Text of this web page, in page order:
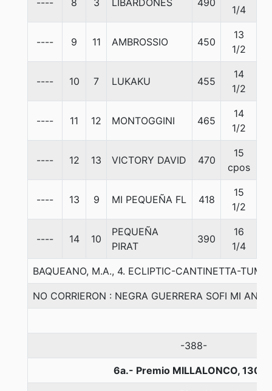
---- 8 3 LIBARDONES 490
1/4
---- 9 11 AMBROSSIO 450
13
1/2
---- 10 7 LUKAKU 455
14
1/2
---- 11 12 MONTOGGINI 465
14
1/2
---- 12 13 VICTORY DAVID 470
15
cpos
---- 13 9 MI PEQUEÑA FL 418
15
1/2
---- 14 10
PEQUEÑA
PIRAT
390
16
1/4
BAQUEANO, M.A., 4. ECLIPTIC-CANTINETTA-
NO CORRIERON : NEGRA GUERRERA SOFI MI
-388-
6a.- Premio MILLALONCO, 1300